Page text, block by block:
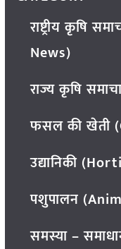
राष्ट्रीय कृषि
News)
राज्य कृषि
फसल की खेती
उद्यानिकी
पशुपालन
समस्या –